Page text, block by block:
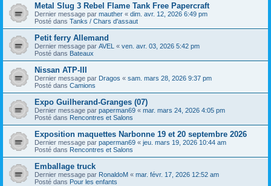
Metal Slug 3 Rebel Flame Tank Free Papercraft
Dernier message par mauther « dim. avr. 12, 2026 6:49 pm
Posté dans Tanks / Chars d'assaut
Petit ferry Allemand
Dernier message par AVEL « ven. avr. 03, 2026 5:42 pm
Posté dans Bateaux
Nissan ATP-III
Dernier message par Dragos « sam. mars 28, 2026 9:37 pm
Posté dans Camions
Expo Guilherand-Granges (07)
Dernier message par paperman69 « mar. mars 24, 2026 4:05 pm
Posté dans Rencontres et Salons
Exposition maquettes Narbonne 19 et 20 septembre 2026
Dernier message par paperman69 « jeu. mars 19, 2026 10:44 am
Posté dans Rencontres et Salons
Emballage truck
Dernier message par RonaldoM « mar. févr. 17, 2026 12:52 am
Posté dans Pour les enfants